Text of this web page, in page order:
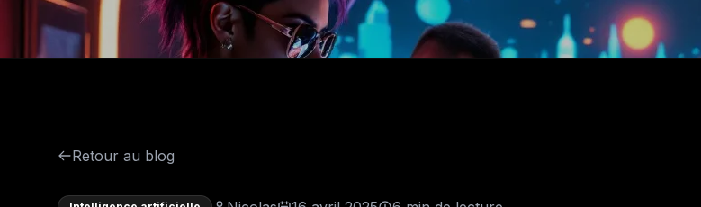
Retour au blog